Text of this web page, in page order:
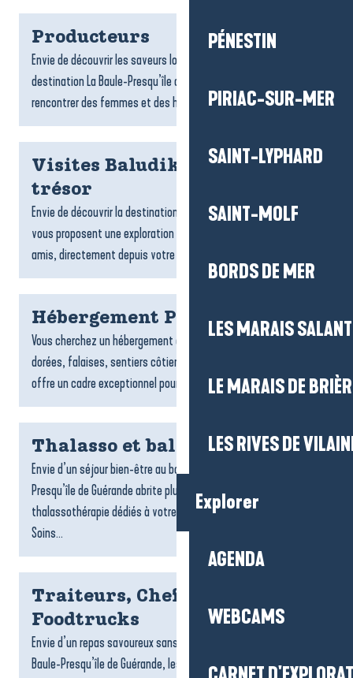
PÉNESTIN
PIRIAC-SUR-MER
SAINT-LYPHARD
SAINT-MOLF
BORDS DE MER
LES MARAIS
LE MARAIS DE
LES RIVES DE
Explorer
AGENDA
WEBCAMS
Producteurs
Envie de découvrir les saveurs locales ? Les producteurs de la
destination La Baule-Presqu’île de Guérande vous invitent à
rencontrer des femmes et des hommes passionnés,...
Visites Baludik et chasses au
trésor
Envie de découvrir la destination ? Les jeux de piste Baludik
vous proposent une exploration ludique, en famille ou entre
amis, directement depuis votre téléphone. Suivez des...
Hébergement Pénestin
Vous cherchez un hébergement à Pénestin ? Entre plages
dorées, falaises, sentiers côtiers et estuaire, la commune
offre un cadre exceptionnel pour un séjour tourné vers la...
Thalasso et balnéo
Envie d’un séjour bien-être au bord de l’océan ? La Baule-
Presqu’île de Guérande abrite plusieurs centres de
thalassothérapie dédiés à votre détente et à votre vitalité.
Soins...
Traiteurs, Chefs à domicile et
Foodtrucks
Envie d’un repas savoureux sans cuisiner ? Sur la destination La
Baule-Presqu’île de Guérande, les traiteurs, foodtrucks et chefs